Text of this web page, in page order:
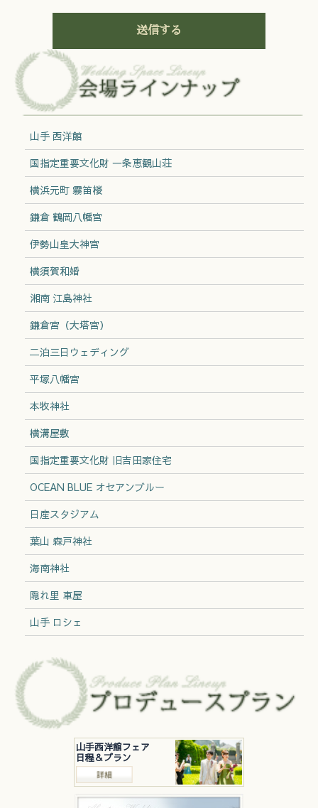
山手 西洋館
国指定重要文化財 一条恵観山荘
横浜元町 霧笛楼
鎌倉 鶴岡八幡宮
伊勢山皇大神宮
横須賀和婚
湘南 江島神社
鎌倉宮（大塔宮）
二泊三日ウェディング
平塚八幡宮
本牧神社
横溝屋敷
国指定重要文化財 旧吉田家住宅
OCEAN BLUE オセアンブルー
日産スタジアム
葉山 森戸神社
海南神社
隠れ里 車屋
山手 ロシェ
山手西洋館フェア
日程＆プラン